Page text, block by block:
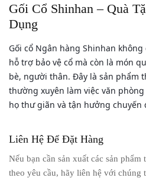
Gối Cổ Shinhan – Quà
Dụng
Gối cổ Ngân hàng Shinhan
hỗ trợ bảo vệ cổ mà còn là món
bè, người thân. Đây là sản phẩm
thường xuyên làm việc văn
họ thư giãn và tận hưởng chuyến
Liên Hệ Để Đặt Hàng
Nếu bạn cần sản xuất các sản
theo yêu cầu, hãy liên hệ với chúng